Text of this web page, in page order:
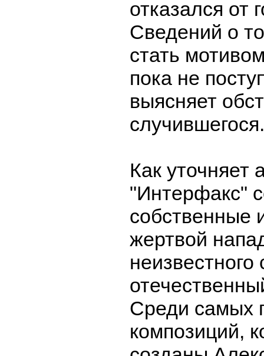
отказался от
Сведений о
стать
пока не
выясняет
случившегося.
Как уточняет
"Интерфакс"
собственные
жертвой
неизвестного
Среди самых
композиций,